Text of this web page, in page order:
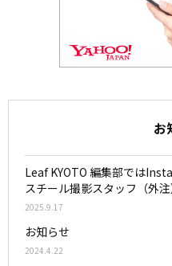
お
Leaf KYOTO 編集部では
スチール撮影スタッフ（外
2025.9.17
お知らせ
2024.4.22